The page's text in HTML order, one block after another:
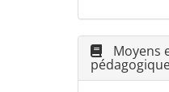
Moyens